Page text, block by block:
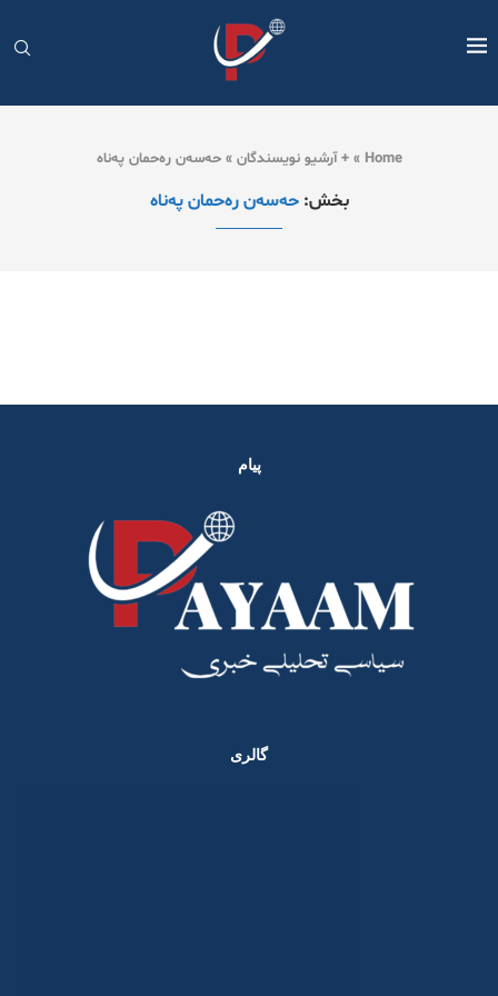
Home
»+ آرشیو نویسندگان »حەسەن رەحمان پەناە
بخش: حەسەن رەحمان پەناە
پیام
گالری